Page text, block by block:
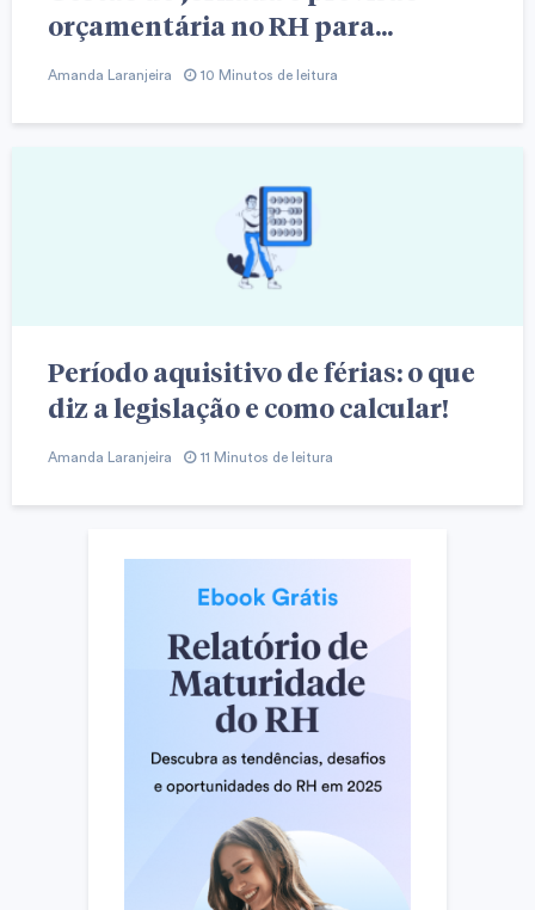
orçamentária no RH para...
Amanda Laranjeira 10 Minutos de leitura
Período aquisitivo de férias: o que
diz a legislação e como calcular!
Amanda Laranjeira 11 Minutos de leitura